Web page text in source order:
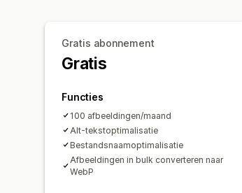
Gratis abonnement
Gratis
Functies
100 afbeeldingen/maand
Alt-tekstoptimalisatie
Bestandsnaamoptimalisatie
Afbeeldingen in bulk converteren naar
WebP